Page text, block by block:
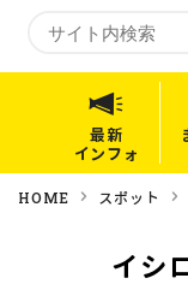
最新
インフォ
HOME スポット
イシ